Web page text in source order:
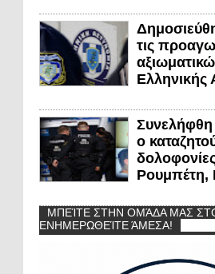
τις
Ελληνικής
Συνελήφθη
ο
Ρουμπέτη,
ΜΠΕΊΤΕ ΣΤΗΝ ΟΜΆΔΑ ΜΑΣ ΣΤΟ
ΕΝΗΜΕΡΩΘΕΊΤΕ ΆΜΕΣΑ!